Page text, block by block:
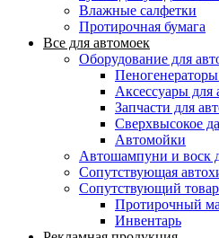
Влажные салфетки
Протирочная бумага
Все для автомоек
Оборудование для
Аксессуары для
Запчасти для
Сверхвысокое
Автомойки
Автошампуни и воск
Сопутствующая
Сопутствующий товар
Протирочный
Инвентарь